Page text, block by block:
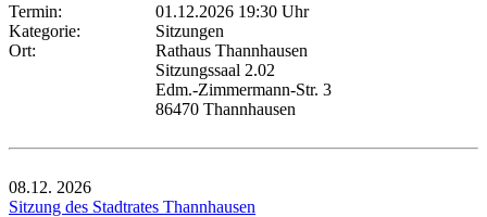
Termin:
01.12.2026 19:30 Uhr
Kategorie:
Sitzungen
Ort:
Rathaus Thannhausen
Sitzungssaal 2.02
Edm.-Zimmermann-Str. 3
86470 Thannhausen
08.12. 2026
Sitzung des Stadtrates Thannhausen